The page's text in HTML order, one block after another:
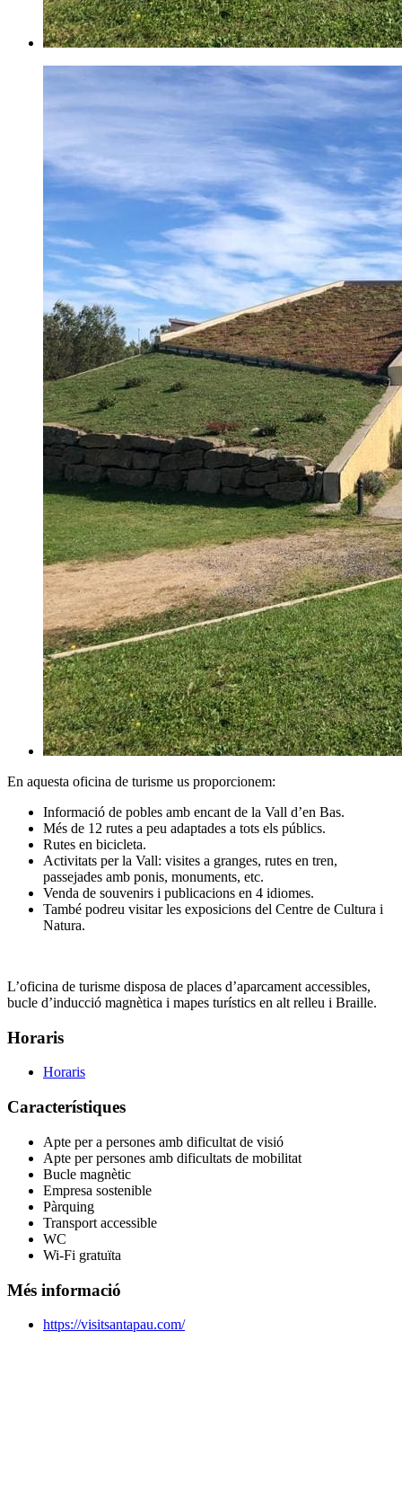
En aquesta oficina de turisme us proporcionem:
Informació de pobles amb encant de la Vall d’en Bas.
Més de 12 rutes a peu adaptades a tots els públics.
Rutes en bicicleta.
Activitats per la Vall: visites a granges, rutes en tren,
passejades amb ponis, monuments, etc.
Venda de souvenirs i publicacions en 4 idiomes.
També podreu visitar les exposicions del Centre de Cultura i
Natura.
L’oficina de turisme disposa de places d’aparcament accessibles,
bucle d’inducció magnètica i mapes turístics en alt relleu i Braille.
Horaris
Horaris
Característiques
Apte per a persones amb dificultat de visió
Apte per persones amb dificultats de mobilitat
Bucle magnètic
Empresa sostenible
Pàrquing
Transport accessible
WC
Wi-Fi gratuïta
Més informació
https://visitsantapau.com/